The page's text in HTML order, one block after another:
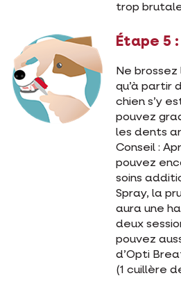
trop
Étape 5 :
Ne
qu’à partir
chien s’y
pouvez
les dents
Conseil :
pouvez
soins
Spray, la
aura une
deux
pouvez
d’Opti
(1 cuillère